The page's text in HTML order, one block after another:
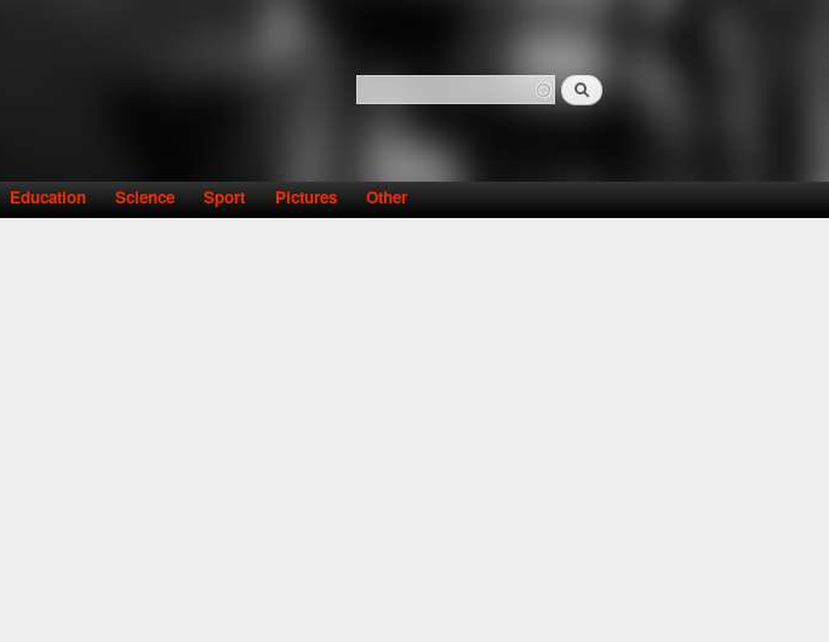
Search form
Search
Education Science Sport Pictures Other